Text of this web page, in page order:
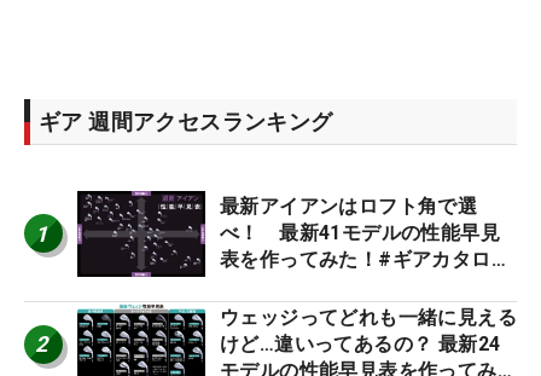
ギア 週間アクセスランキング
1
最新アイアンはロフト角で選
べ！ 最新41モデルの性能早見
表を作ってみた！#ギアカタログ
2
ウェッジってどれも一緒に見える
けど…違いってあるの？ 最新24
モデルの性能早見表を作ってみ